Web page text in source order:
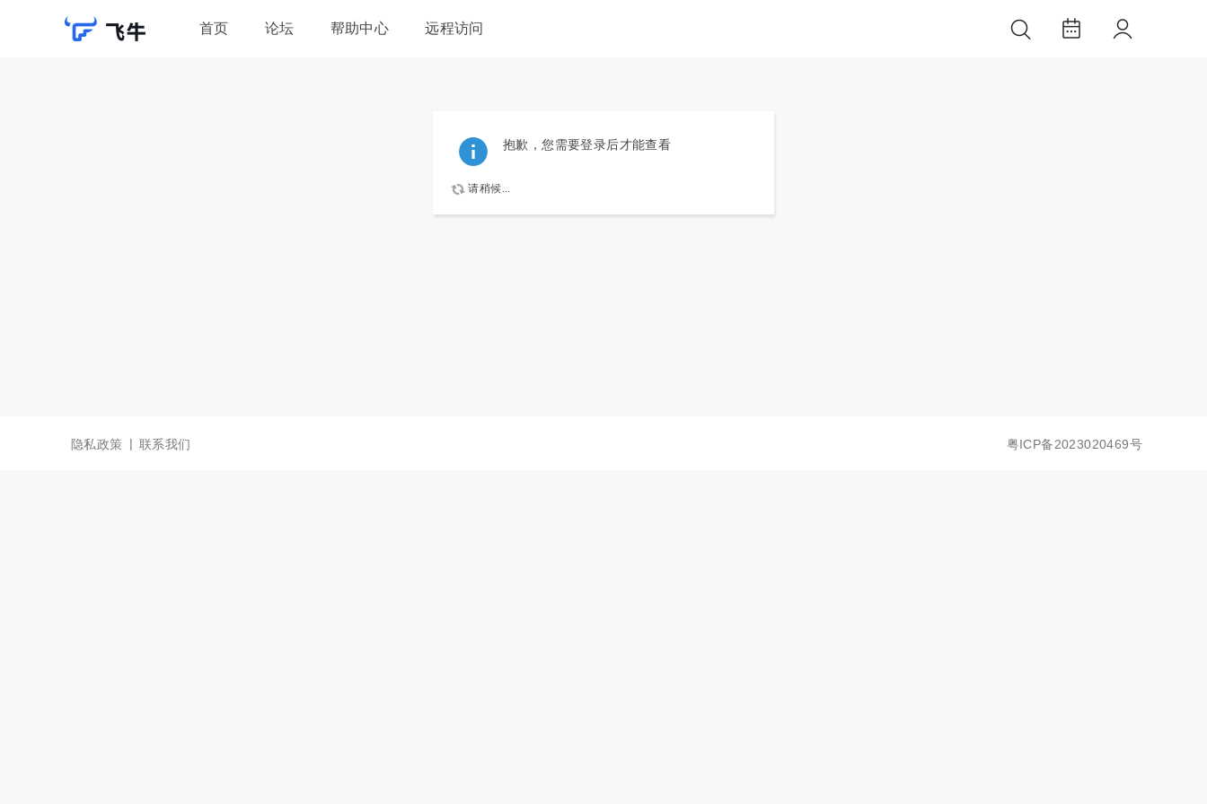
首页 论坛 帮助中心 远程访问
抱歉，您需要登录后才能查看
请稍候...
隐私政策 | 联系我们 粤ICP备2023020469号